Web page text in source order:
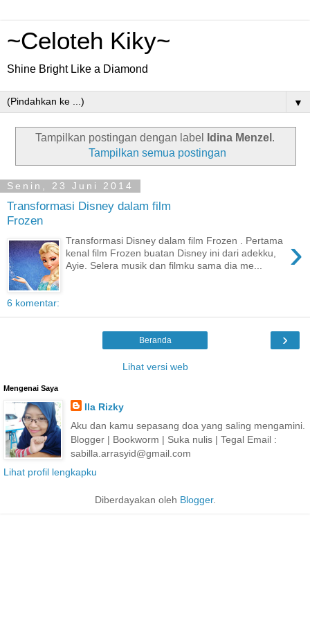
~Celoteh Kiky~
Shine Bright Like a Diamond
▼
Tampilkan postingan dengan label Idina Menzel .
Tampilkan semua postingan
Senin, 23 Juni 2014
Transformasi Disney dalam film
Frozen
›
Transformasi Disney dalam film Frozen . Pertama
kenal film Frozen buatan Disney ini dari adekku,
Ayie. Selera musik dan filmku sama dia me...
6 komentar:
›
Beranda
Lihat versi web
Mengenai Saya
Ila Rizky
Aku dan kamu sepasang doa yang saling mengamini.
Blogger | Bookworm | Suka nulis | Tegal Email :
sabilla.arrasyid@gmail.com
Lihat profil lengkapku
Diberdayakan oleh Blogger.